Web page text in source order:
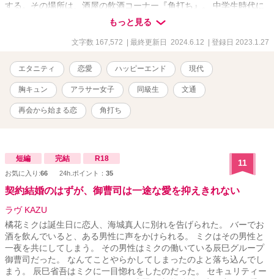
する。その場所は、酒屋の飲酒コーナー『角打ち』。 中学生時代に
文通をしていた二人だが、そのときにしたやらかしで、彩乃は一方
的に罪悪感を抱いていた。そんな彼女に瑛士はグイグイと誘いかけ
攻めてくる。 あれ、これってもしかして付き合っている？ でもどう
れ違い恋愛話。 すべての酒と肴と、甘い恋愛話を愛する人に捧げま
す。
もっと見る
文字数 167,572 | 最終更新日 2024.6.12 | 登録日 2023.1.27
エタニティ 恋愛 ハッピーエンド 現代
胸キュン アラサー女子 同級生 文通
再会から始まる恋 角打ち
短編 完結 R18
お気に入り:66 24h.ポイント： 35
11
契約結婚のはずが、御曹司は一途な愛を抑えきれない
ラヴ KAZU
橘花ミクは誕生日に恋人、海城真人に別れを告げられた。 バーでお
酒を飲んでいると、ある男性に声をかけられる。 ミクはその男性と
一夜を共にしてしまう。 その男性はミクの働いている辰巳グループ
御曹司だった。 なんてことやらかしてしまったのよと落ち込んでし
まう。 辰巳省吾はミクに一目惚れをしたのだった。 セキュリティー